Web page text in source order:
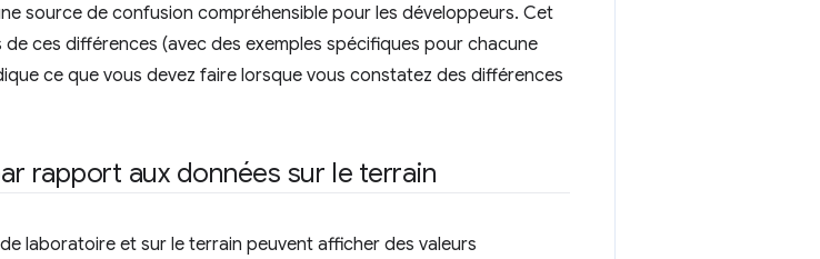
source de confusion compréhensible pour les développeurs. Cet
ces différences (avec des exemples spécifiques pour chacune
ce que vous devez faire lorsque vous constatez des différences
rapport aux données sur le terrain
laboratoire et sur le terrain peuvent afficher des valeurs